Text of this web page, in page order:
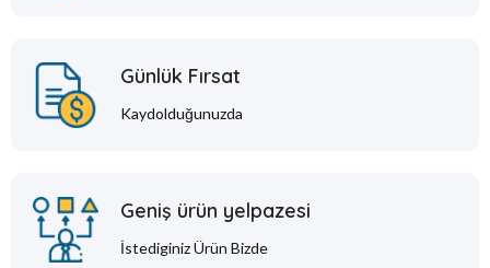
Günlük Fırsat
Kaydolduğunuzda
Geniş ürün yelpazesi
İstediginiz Ürün Bizde